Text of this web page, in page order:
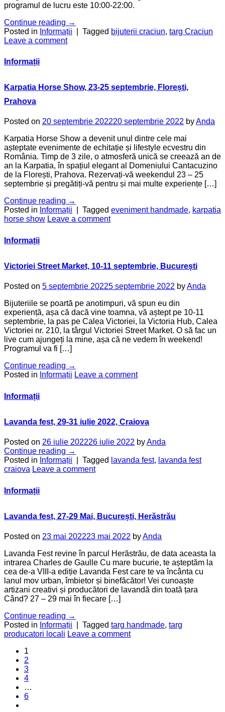
programul de lucru este 10:00-22:00.
Continue reading →
Posted in Informații Tagged bijuterii craciun, targ Craciun
Leave a comment
Informații
Karpatia Horse Show, 23-25 septembrie, Florești,
Prahova
Posted on 20 septembrie 202220 septembrie 2022 byAnda
Karpatia Horse Show a devenit unul dintre cele mai
așteptate evenimente de echitație și lifestyle ecvestru din
România. Timp de 3 zile, o atmosferă unică se creează an de
an la Karpatia, în spațiul elegant al Domeniului Cantacuzino
de la Florești, Prahova. Rezervați-vă weekendul 23 – 25
septembrie și pregătiți-vă pentru și mai multe experiențe […]
Continue reading →
Posted in Informații Tagged eveniment handmade, karpatia
horse show Leave a comment
Informații
Victoriei Street Market, 10-11 septembrie, București
Posted on 5 septembrie 20225 septembrie 2022 byAnda
Bijuteriile se poartă pe anotimpuri, vă spun eu din
experiență, așa că dacă vine toamna, vă aștept pe 10-11
septembrie, la pas pe Calea Victoriei, la Victoria Hub, Calea
Victoriei nr. 210, la târgul Victoriei Street Market. O să fac un
live cum ajungeți la mine, așa că ne vedem în weekend!
Programul va fi […]
Continue reading →
Posted in Informații Leave a comment
Informații
Lavanda fest, 29-31 iulie 2022, Craiova
Posted on 26 iulie 202226 iulie 2022 byAnda
Continue reading →
Posted in Informații Tagged lavanda fest, lavanda fest
craiova Leave a comment
Informații
Lavanda fest, 27-29 Mai, București, Herăstrău
Posted on 23 mai 202223 mai 2022 byAnda
Lavanda Fest revine în parcul Herăstrău, de data aceasta la
intrarea Charles de Gaulle Cu mare bucurie, te așteptăm la
cea de-a VIII-a ediție Lavanda Fest care te va încânta cu
lanul mov urban, îmbietor și binefăcător! Vei cunoaște
artizani creativi și producători de lavandă din toată țara
Când? 27 – 29 mai în fiecare […]
Continue reading →
Posted in Informații Tagged targ handmade, targ
producatori locali Leave a comment
1
2
3
4
…
6